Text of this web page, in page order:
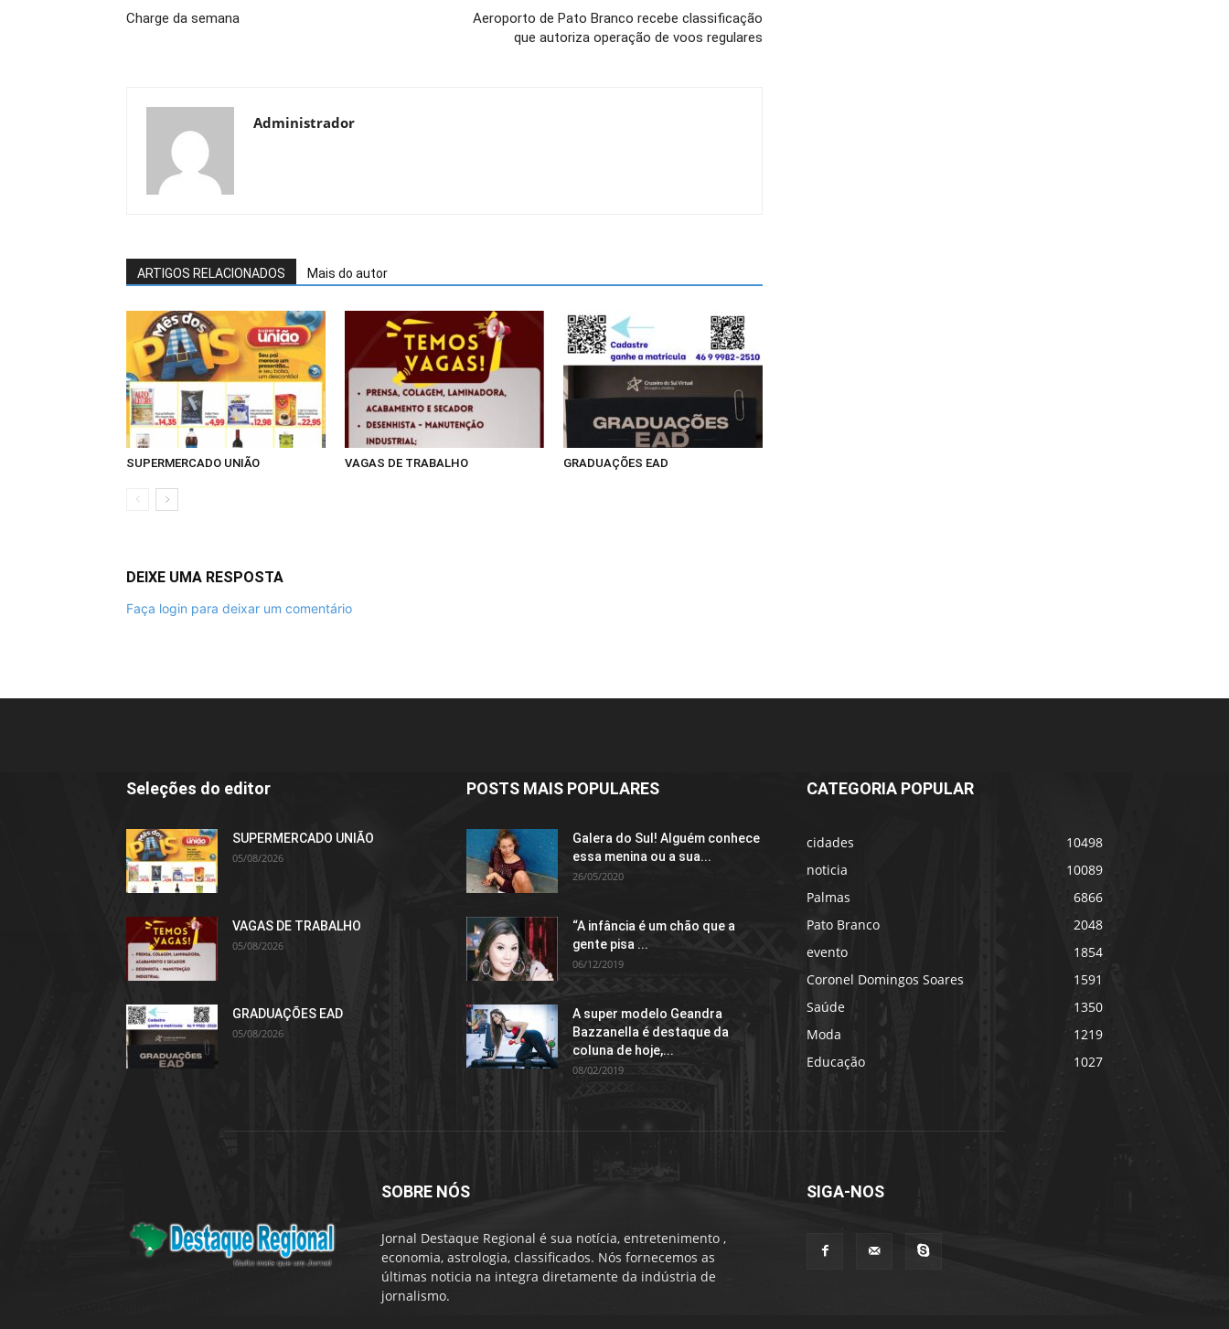
Charge da semana
Aeroporto de Pato Branco recebe classificação
que autoriza operação de voos regulares
Administrador
ARTIGOS RELACIONADOS Mais do autor
SUPERMERCADO UNIÃO VAGAS DE TRABALHO GRADUAÇÕES EAD
DEIXE UMA RESPOSTA
Faça login para deixar um comentário
Seleções do editor
SUPERMERCADO UNIÃO
05/08/2026
VAGAS DE TRABALHO
05/08/2026
GRADUAÇÕES EAD
05/08/2026
POSTS MAIS POPULARES
Galera do Sul! Alguém conhece
essa menina ou a sua...
26/05/2020
“A infância é um chão que a
gente pisa ...
06/12/2019
A super modelo Geandra
Bazzanella é destaque da
coluna de hoje,...
08/02/2019
CATEGORIA POPULAR
cidades
10498
noticia
10089
Palmas
6866
Pato Branco
2048
evento
1854
Coronel Domingos Soares
1591
Saúde
1350
Moda
1219
Educação
1027
SOBRE NÓS
Jornal Destaque Regional é sua notícia, entretenimento ,
economia, astrologia, classificados. Nós fornecemos as
últimas noticia na integra diretamente da indústria de
jornalismo.
SIGA-NOS